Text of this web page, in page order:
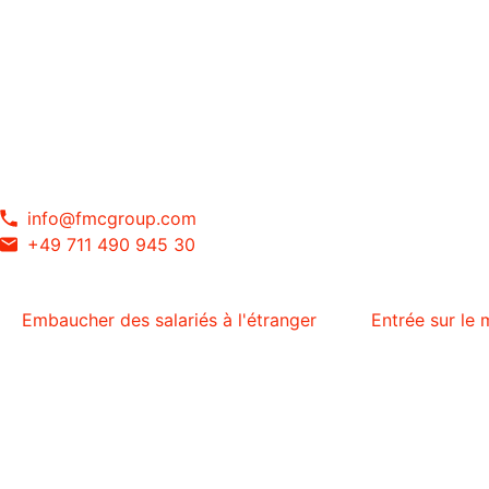
info@fmcgroup.com
+49 711 490 945 30
Embaucher des salariés à l'étranger Entrée sur le